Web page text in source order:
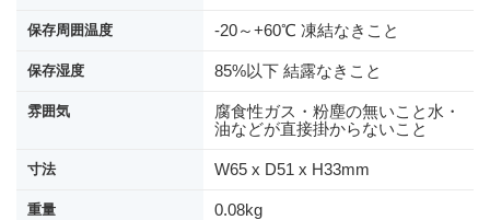
保存周囲温度 -20～+60℃ 凍結なきこと
保存湿度 85%以下 結露なきこと
雰囲気
腐食性ガス・粉塵の無いこと水・
油などが直接掛からないこと
寸法 W65 x D51 x H33mm
重量 0.08kg